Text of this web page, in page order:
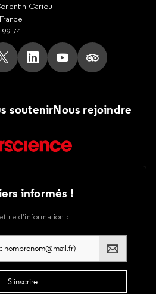
Cariou
99 74
Facebook
nous sur Tik Tok
Suivez nous sur X
Suivez nous sur LinkedIn
Suivez nous sur
Suivez nous
soutenirNous rejoindre
informés !
d’information :